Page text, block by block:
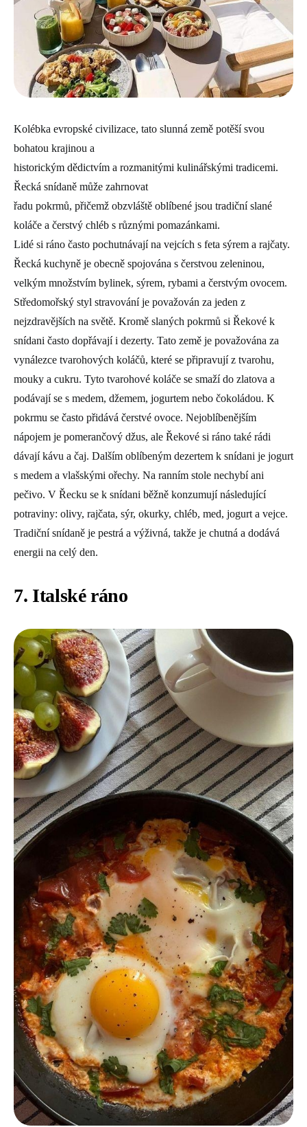
Kolébka evropské civilizace, tato slunná země potěší svou
bohatou krajinou a
historickým dědictvím a rozmanitými kulinářskými tradicemi.
Řecká snídaně může zahrnovat
řadu pokrmů, přičemž obzvláště oblíbené jsou tradiční slané
koláče a čerstvý chléb s různými pomazánkami.
Lidé si ráno často pochutnávají na vejcích s feta sýrem a rajčaty.
Řecká kuchyně je obecně spojována s čerstvou zeleninou,
velkým množstvím bylinek, sýrem, rybami a čerstvým ovocem.
Středomořský styl stravování je považován za jeden z
nejzdravějších na světě. Kromě slaných pokrmů si Řekové k
snídani často dopřávají i dezerty. Tato země je považována za
vynálezce tvarohových koláčů, které se připravují z tvarohu,
mouky a cukru. Tyto tvarohové koláče se smaží do zlatova a
podávají se s medem, džemem, jogurtem nebo čokoládou. K
pokrmu se často přidává čerstvé ovoce. Nejoblíbenějším
nápojem je pomerančový džus, ale Řekové si ráno také rádi
dávají kávu a čaj. Dalším oblíbeným dezertem k snídani je jogurt
s medem a vlašskými ořechy. Na ranním stole nechybí ani
pečivo. V Řecku se k snídani běžně konzumují následující
potraviny: olivy, rajčata, sýr, okurky, chléb, med, jogurt a vejce.
Tradiční snídaně je pestrá a výživná, takže je chutná a dodává
energii na celý den.
7. Italské ráno